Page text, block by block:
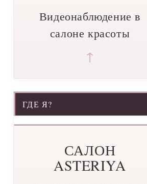
Видеонаблюдение в
салоне красоты
↑
ГДЕ Я?
САЛОН
ASTERIYA